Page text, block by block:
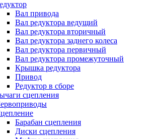
Вал привода
Вал редуктора ведущий
Вал редуктора вторичный
Вал редуктора заднего колеса
Вал редуктора первичный
Вал редуктора промежуточный
Крышка редуктора
Привод
Редуктор в сборе
сцепления
Барабан сцепления
Диски сцепления